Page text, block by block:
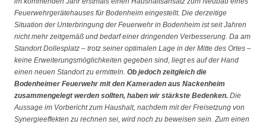
Feuerwehrgerätehauses für Bodenheim eingestellt. Die derzeitige
Situation der Unterbringung der Feuerwehr in Bodenheim ist seit Jahren
nicht mehr zeitgemäß und bedarf einer dringenden Verbesserung. Da am
Standort Dollesplatz – trotz seiner optimalen Lage in der Mitte des Ortes –
keine Erweiterungsmöglichkeiten gegeben sind, liegt es auf der Hand
einen neuen Standort zu ermitteln. Ob jedoch zeitgleich die
Bodenheimer Feuerwehr mit den Kameraden aus Nackenheim
zusammengelegt werden sollten, haben wir stärkste Bedenken. Die
Aussage im Vorbericht zum Haushalt, nachdem mit der Freisetzung von
Synergieeffekten zu rechnen sei, wird noch zu beweisen sein. Zum einen